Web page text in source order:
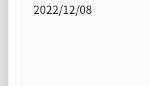
2022/12/08